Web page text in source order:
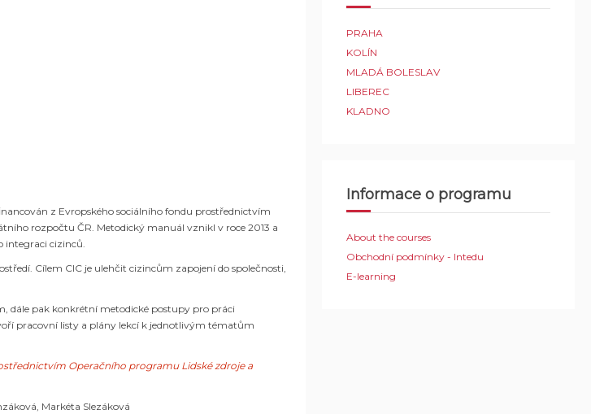
z Evropského sociálního fondu prostřednictvím
rozpočtu ČR. Metodický manuál vznikl v roce 2013 a
integraci cizinců.
Cílem CIC je ulehčit cizincům zapojení do společnosti,
dále pak konkrétní metodické postupy pro práci
pracovní listy a plány lekcí k jednotlivým tématům
Operačního programu Lidské zdroje a
Markéta Slezáková
PRAHA
KOLÍN
MLADÁ BOLESLAV
LIBEREC
KLADNO
Informace o programu
About the courses
Obchodní podmínky - Intedu
E-learning